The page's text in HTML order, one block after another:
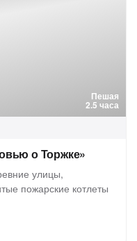
Пешая
2.5 часа
о Торжке»
улицы,
пожарские котлеты